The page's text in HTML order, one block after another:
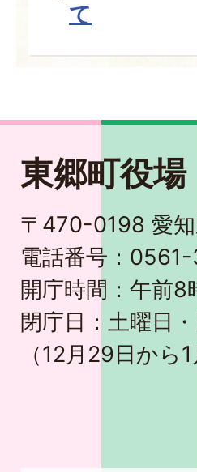
て
東郷町役場
〒470-0198 愛知
電話番号：
開庁時間：午前
閉庁日：土曜日
（12月29日から1